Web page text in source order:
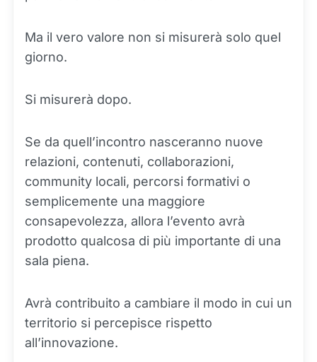
Ma il vero valore non si misurerà solo quel
giorno.
Si misurerà dopo.
Se da quell’incontro nasceranno nuove
relazioni, contenuti, collaborazioni,
community locali, percorsi formativi o
semplicemente una maggiore
consapevolezza, allora l’evento avrà
prodotto qualcosa di più importante di una
sala piena.
Avrà contribuito a cambiare il modo in cui un
territorio si percepisce rispetto
all’innovazione.